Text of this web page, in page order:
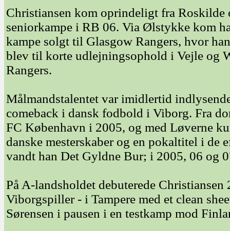
Christiansen kom oprindeligt fra Roskilde
seniorkampe i RB 06. Via Ølstykke kom
kampe solgt til Glasgow Rangers, hvor
blev til korte udlejningsophold i Vejle og
Rangers.
Målmandstalentet var imidlertid
comeback i dansk fodbold i Viborg. Fra
FC København i 2005, og med Løverne
danske mesterskaber og en pokaltitel i de
vandt han Det Gyldne Bur; i 2005, 06 og
På A-landsholdet debuterede
Viborgspiller - i Tampere med et clean
Sørensen i pausen i en testkamp mod